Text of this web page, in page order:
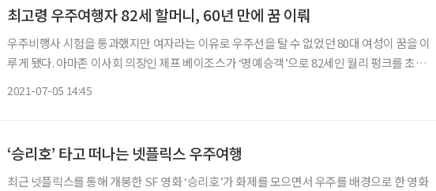
최고령 우주여행자 82세 할머니, 60년 만에 꿈 이뤄
우주비행사 시험을 통과했지만 여자라는 이유로 우주선을 탈 수 없었던 80대 여성이 꿈을 이
루게 됐다. 아마존 이사회 의장인 제프 베이조스가 ‘명예승객’으로 82세인 월리 펑크를 초대
2021-07-05 14:45
‘승리호’ 타고 떠나는 넷플릭스 우주여행
최근 넷플릭스를 통해 개봉한 SF 영화 ‘승리호’가 화제를 모으면서 우주를 배경으로 한 영화